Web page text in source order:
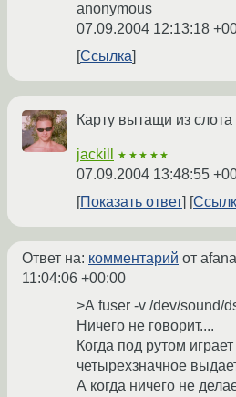
anonymous
07.09.2004 12:13:18
Ссылка
Карту вытащи из слота
jackill ★★★★★
07.09.2004 13:48:55
Показать ответ
Ответ на: комментарий от
11:04:06 +00:00
>А fuser -v /dev/sound/
Ничего не говорит....
Когда под рутом
четырехзначное
А когда ничего не